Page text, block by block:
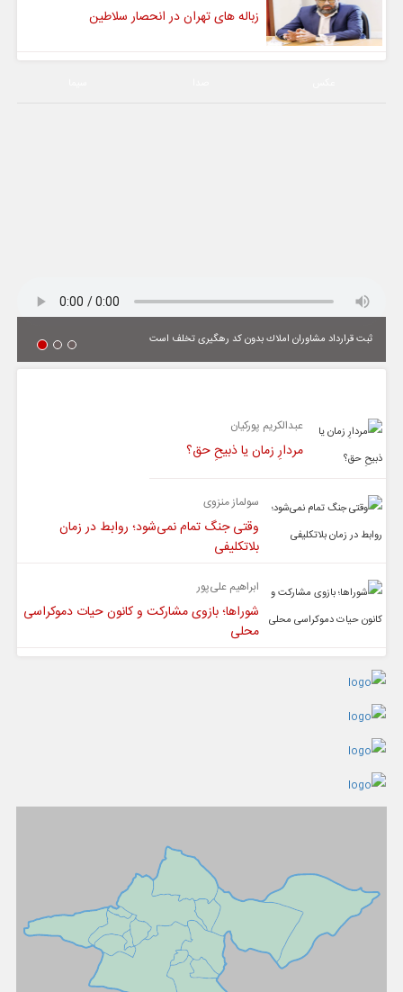
زباله های تهران در انحصار سلاطین
ثبت قرارداد مشاوران املاك بدون كد رهگیری تخلف است
عبدالکریم پورکیان
مردارِ زمان یا ذبیحِ حق؟
سولماز منزوی
وقتی جنگ تمام نمی‌شود؛ روابط در زمان
بلاتکلیفی
ابراهیم علی‌پور
شوراها؛ بازوی مشارکت و کانون حیات دموکراسی
محلی